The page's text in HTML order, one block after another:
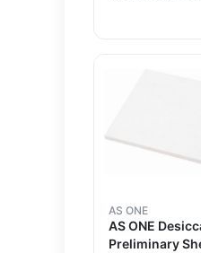
AS ONE
AS ONE
Preliminary